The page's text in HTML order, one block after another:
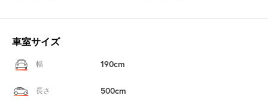
車室サイズ
幅 190cm
長さ 500cm